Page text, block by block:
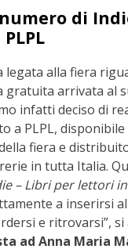
di
legata alla fiera
gratuita arrivata al
infatti deciso di
a PLPL,
fiera e
in tutta Italia.
– Libri per lettori
a inserirsi
e ritrovarsi”,
ad Anna Maria